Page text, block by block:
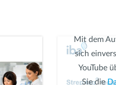
Mit dem
sich
YouTube
Sie die